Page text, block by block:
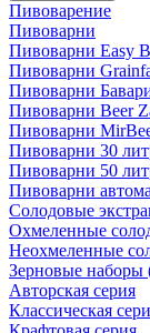
Пивоварение
Пивоварни
Пивоварни Easy
Пивоварни
Пивоварни
Пивоварни Beer
Пивоварни
Пивоварни 30
Пивоварни 50
Пивоварни
Солодовые
Охмеленные
Неохмеленные
Зерновые наборы
Авторская серия
Классическая